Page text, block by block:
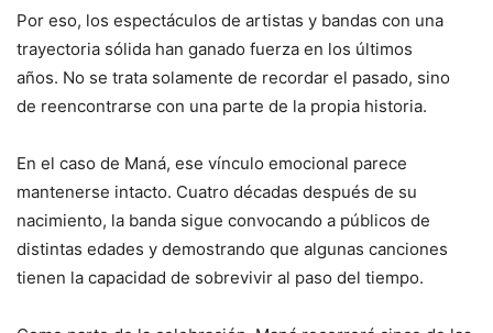
Por eso, los espectáculos de artistas y bandas con una
trayectoria sólida han ganado fuerza en los últimos
años. No se trata solamente de recordar el pasado, sino
de reencontrarse con una parte de la propia historia.
En el caso de Maná, ese vínculo emocional parece
mantenerse intacto. Cuatro décadas después de su
nacimiento, la banda sigue convocando a públicos de
distintas edades y demostrando que algunas canciones
tienen la capacidad de sobrevivir al paso del tiempo.